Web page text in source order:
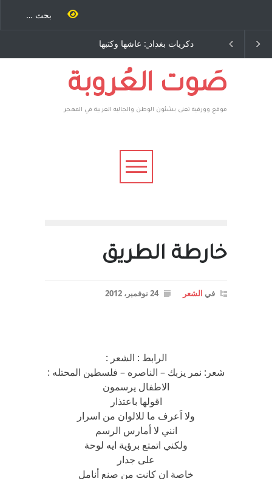
دكريات بغداد ٍ: عاشها وكتبها
:وليد رباح – نيوجرسي –
الولايات المتحدة الامريكية
طاحنة كتب
يوسف يقهر
، فأعطوه
وهم صاغرون،صَوت العُروبة
موقع وورقية تعنى بشئون الوطن والجاليه العربية في المهجر
خارطة الطريق
في الشعر 24 نوفمبر، 2012
الرابط : الشعر :
شعر: نمر يزبك – الناصره – فلسطين المحتله :
الاطفال يرسمون
اقولها باعتذار
ولا اَعرف ما للالوان من اسرار
انني لا أمارس الرسم
ولكني اتمتع برؤية ايه لوحة
على جدار
خاصة ان كانت من صنع أنامل